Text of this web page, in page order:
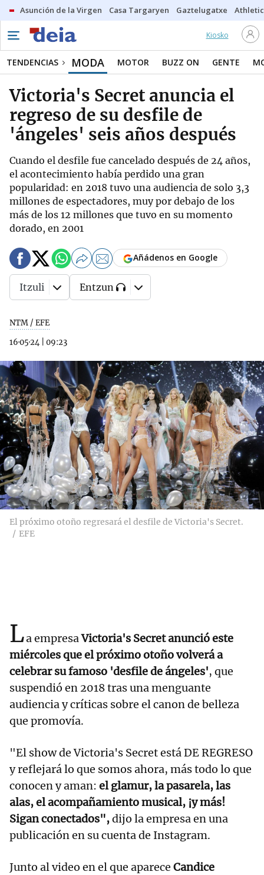
Asunción de la Virgen Casa Targaryen Gaztelugatxe Athletic
Kiosko
TENDENCIAS MODA MOTOR BUZZ ON GENTE
Victoria's Secret anuncia el
regreso de su desfile de
'ángeles' seis años después
Cuando el desfile fue cancelado después de 24 años,
el acontecimiento había perdido una gran
popularidad: en 2018 tuvo una audiencia de solo 3,3
millones de espectadores, muy por debajo de los
más de los 12 millones que tuvo en su momento
dorado, en 2001
NTM / EFE
16·05·24
09:23
Añádenos en Google
Itzuli Entzun
El próximo otoño regresará el desfile de Victoria's Secret.
EFE
La empresaVictoria's Secret anunció este
miércoles que el próximo otoño volverá a
celebrar su famoso 'desfile de ángeles', que
suspendió en 2018 tras una menguante
audiencia y críticas sobre el canon de belleza
que promovía.
"El show de Victoria's Secret está DE REGRESO
y reflejará lo que somos ahora, más todo lo que
conocen y aman: el glamur, la pasarela, las
alas, el acompañamiento musical, ¡y más!
Sigan conectados",dijo la empresa en una
publicación en su cuenta de Instagram.
Junto al video en el que aparece Candice